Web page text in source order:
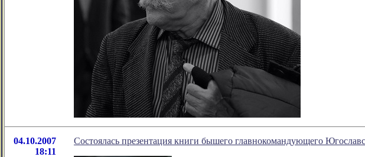
04.10.2007
18:11
Состоялась презентация книги бышего главнокомандующего